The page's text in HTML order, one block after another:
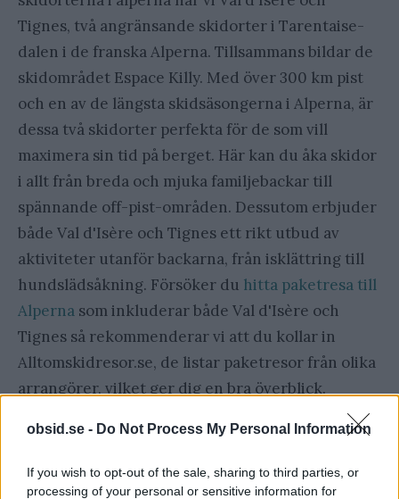
obsid.se - Do Not Process My Personal Information
If you wish to opt-out of the sale, sharing to third parties, or
processing of your personal or sensitive information for
Tignes, två angränsande skidorter i Tarentaise-
dalen i de franska Alperna. Tillsammans bildar de
skidområdet Espace Killy. Med över 300 km pist
och en av de längsta skidsäsongerna i Alperna, är
dessa två skidorter perfekta för de som vill
maximera sin tid på berget. Här kan du åka skidor
i allt från breda och mjuka familjebackar till
spännande off-pist-områden. Dessutom erbjuder
både Val d'Isère och Tignes ett rikt utbud av
aktiviteter utanför backarna, från isklättring till
hundslädsåkning. Försöker du hitta paketresa till
Alperna som inkluderar både Val d'Isère och
Tignes så rekommenderar vi att du kollar in
Alltomskidresor.se, de listar paketresor från olika
arrangörer, vilket ger dig en bra överblick.
Känt för
Lång skidsäsong och utmärkt snösäkerhet